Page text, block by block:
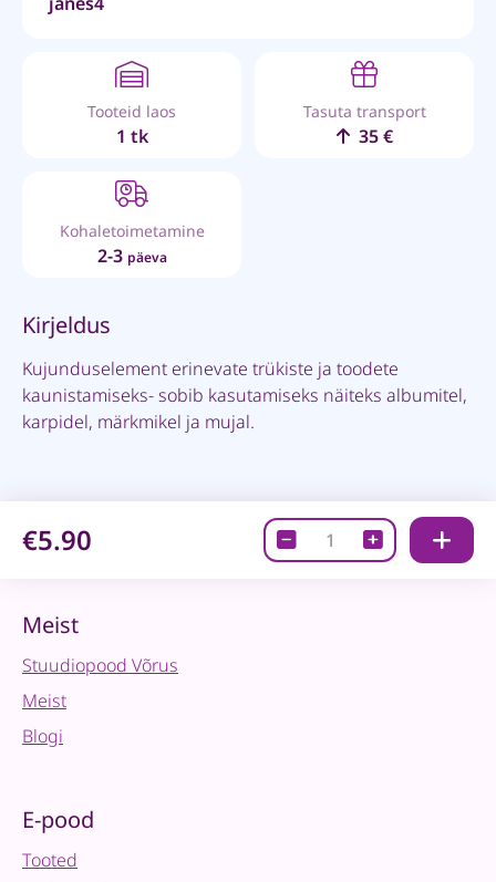
Tooteid laos
1 tk
Tasuta transport
35 €
Kohaletoimetamine
2-3 päeva
Kirjeldus
Kujunduselement erinevate trükiste ja toodete
kaunistamiseks- sobib kasutamiseks näiteks albumitel,
karpidel, märkmikel ja mujal.
€5.90
Kujunduselement-
Jänes
Meist
Stuudiopood Võrus
Meist
Blogi
E-pood
Tooted